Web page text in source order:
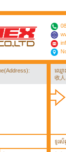
ឈ្មោ
收
ទូរស័